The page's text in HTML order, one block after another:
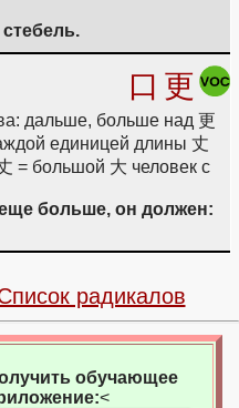
口 更
дальше, больше над 更
единицей длины 丈
= большой 大 человек с
больше, он должен:
радикалов
обучающее
<